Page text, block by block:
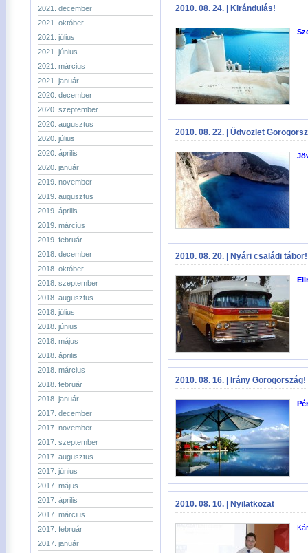
2021. december
2021. október
2021. július
2021. június
2021. március
2021. január
2020. december
2020. szeptember
2020. augusztus
2020. július
2020. április
2020. január
2019. november
2019. augusztus
2019. április
2019. március
2019. február
2018. december
2018. október
2018. szeptember
2018. augusztus
2018. július
2018. június
2018. május
2018. április
2018. március
2018. február
2018. január
2017. december
2017. november
2017. szeptember
2017. augusztus
2017. június
2017. május
2017. április
2017. március
2017. február
2017. január
2010. 08. 24. | Kirándulás!
2010. 08. 22. | Üdvözlet
2010. 08. 20. | Nyári családi tábor!
2010. 08. 16. | Irány Görögország!
2010. 08. 10. | Nyilatkozat